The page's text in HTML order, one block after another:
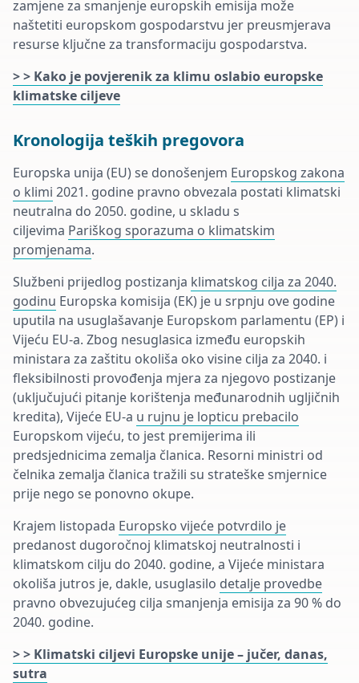
zamjene za smanjenje europskih emisija može
naštetiti europskom gospodarstvu jer preusmjerava
resurse ključne za transformaciju gospodarstva.
> > Kako je povjerenik za klimu oslabio europske
klimatske ciljeve
Kronologija teških pregovora
Europska unija (EU) se donošenjem Europskog zakona
o klimi 2021. godine pravno obvezala postati klimatski
neutralna do 2050. godine, u skladu s
ciljevima Pariškog sporazuma o klimatskim
promjenama.
Službeni prijedlog postizanja klimatskog cilja za 2040.
godinu Europska komisija (EK) je u srpnju ove godine
uputila na usuglašavanje Europskom parlamentu (EP) i
Vijeću EU-a. Zbog nesuglasica između europskih
ministara za zaštitu okoliša oko visine cilja za 2040. i
fleksibilnosti provođenja mjera za njegovo postizanje
(uključujući pitanje korištenja međunarodnih ugljičnih
kredita), Vijeće EU-a u rujnu je lopticu prebacilo
Europskom vijeću, to jest premijerima ili
predsjednicima zemalja članica. Resorni ministri od
čelnika zemalja članica tražili su strateške smjernice
prije nego se ponovno okupe.
Krajem listopada Europsko vijeće potvrdilo je
predanost dugoročnoj klimatskoj neutralnosti i
klimatskom cilju do 2040. godine, a Vijeće ministara
okoliša jutros je, dakle, usuglasilo detalje provedbe
pravno obvezujućeg cilja smanjenja emisija za 90 % do
2040. godine.
> > Klimatski ciljevi Europske unije – jučer, danas,
sutra